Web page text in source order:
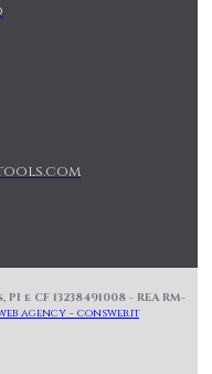
CF 13238491008 - REA RM-
agency - consweb.it